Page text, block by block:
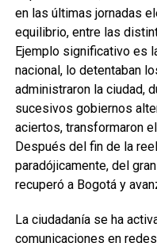
en las últimas jornadas
equilibrio, entre las
Ejemplo significativo es
nacional, lo detentaban
administraron la ciudad,
sucesivos gobiernos
aciertos, transformaron
Después del fin de la
paradójicamente, del
recuperó a Bogotá y
La ciudadanía se ha
comunicaciones en